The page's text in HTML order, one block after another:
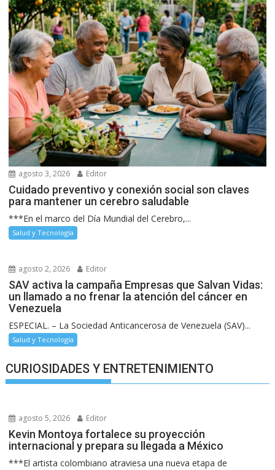
agosto 3, 2026 Editor
Cuidado preventivo y conexión social son claves
para mantener un cerebro saludable
***En el marco del Día Mundial del Cerebro,...
Salud y Tecnología
agosto 2, 2026 Editor
SAV activa la campaña Empresas que Salvan Vidas:
un llamado a no frenar la atención del cáncer en
Venezuela
ESPECIAL. – La Sociedad Anticancerosa de Venezuela (SAV)...
Salud y Tecnología
CURIOSIDADES Y ENTRETENIMIENTO
agosto 5, 2026 Editor
Kevin Montoya fortalece su proyección
internacional y prepara su llegada a México
***El artista colombiano atraviesa una nueva etapa de